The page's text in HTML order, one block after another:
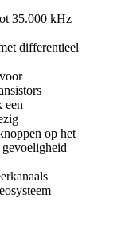
35.000 kHz
differentieel
een
op het
gevoeligheid